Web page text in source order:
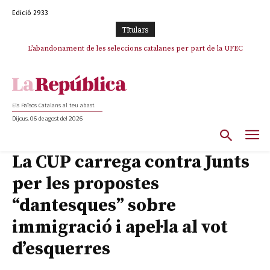
Edició 2933
TItulars
L’abandonament de les seleccions catalanes per part de la UFEC
Els Països Catalans al teu abast
Dijous, 06 de agost del 2026
La CUP carrega contra Junts
per les propostes
“dantesques” sobre
immigració i apel·la al vot
d’esquerres